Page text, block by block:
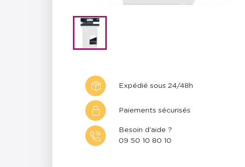
Expédié sous 24/48h
Paiements sécurisés
Besoin d'aide ?
09 50 10 80 10